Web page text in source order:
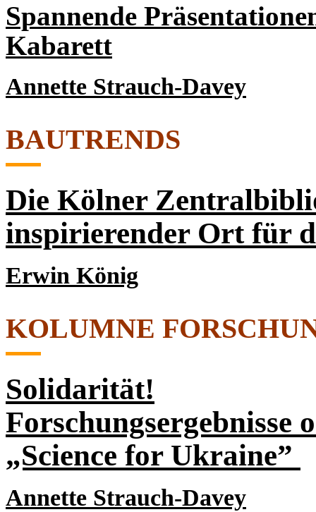
Spannende
Kabarett
Annette Strauch-Davey
BAUTRENDS
Die Kölner
inspirierender Ort für
Erwin König
KOLUMNE
Solidarität!
Forschungsergebnisse
„Science for Ukraine”
Annette Strauch-Davey